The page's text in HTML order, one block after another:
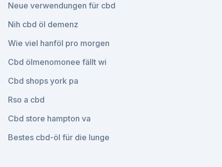
Neue verwendungen für cbd
Nih cbd öl demenz
Wie viel hanföl pro morgen
Cbd ölmenomonee fällt wi
Cbd shops york pa
Rso a cbd
Cbd store hampton va
Bestes cbd-öl für die lunge